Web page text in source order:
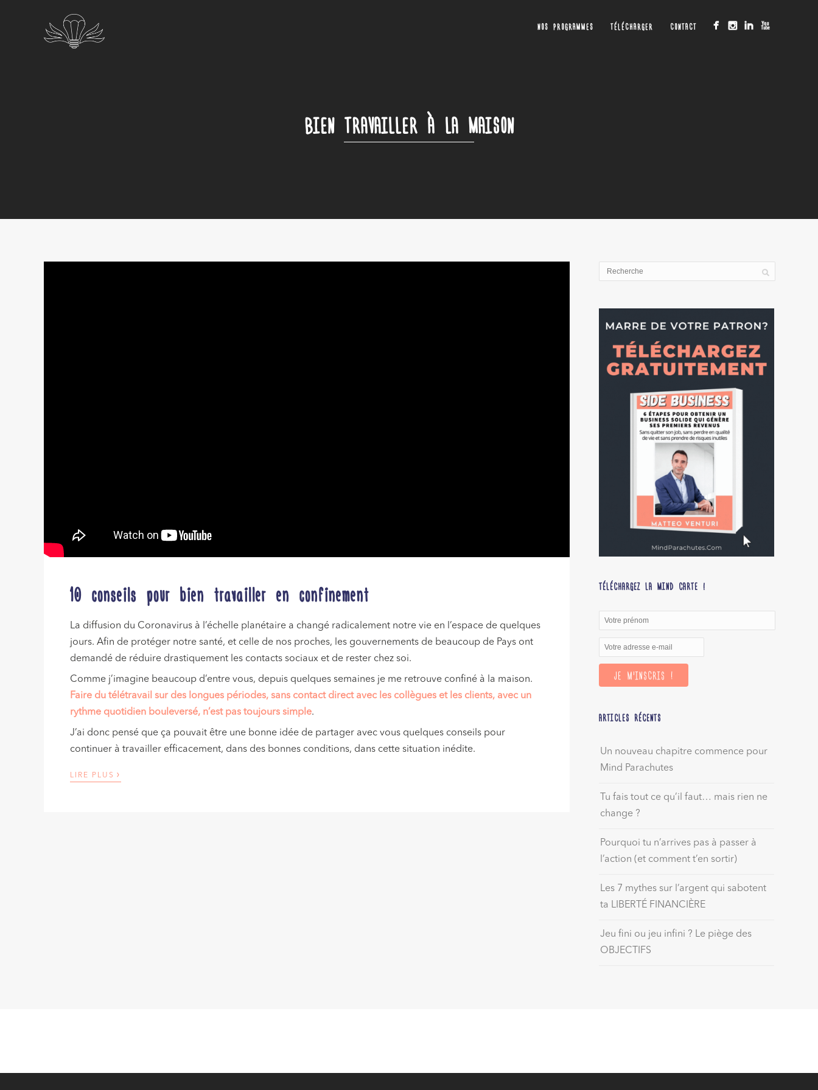
NOS PROGRAMMES TÉLÉCHARGER CONTACT
BIEN TRAVAILLER À LA MAISON
10 conseils pour bien travailler en confinement
La diffusion du Coronavirus à l’échelle planétaire a changé radicalement notre vie en l’espace de quelques
jours. Afin de protéger notre santé, et celle de nos proches, les gouvernements de beaucoup de Pays ont
demandé de réduire drastiquement les contacts sociaux et de rester chez soi.
Comme j’imagine beaucoup d’entre vous, depuis quelques semaines je me retrouve confiné à la maison.
Faire du télétravail sur des longues périodes, sans contact direct avec les collègues et les clients, avec un
rythme quotidien bouleversé, n’est pas toujours simple.
J’ai donc pensé que ça pouvait être une bonne idée de partager avec vous quelques conseils pour
continuer à travailler efficacement, dans des bonnes conditions, dans cette situation inédite.
LIRE PLUS ›
TÉLÉCHARGEZ LA MIND CARTE !
ARTICLES RÉCENTS
Un nouveau chapitre commence pour
Mind Parachutes
Tu fais tout ce qu’il faut… mais rien ne
change ?
Pourquoi tu n’arrives pas à passer à
l’action (et comment t’en sortir)
Les 7 mythes sur l’argent qui sabotent
ta LIBERTÉ FINANCIÈRE
Jeu fini ou jeu infini ? Le piège des
OBJECTIFS